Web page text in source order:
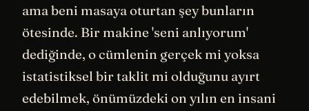
ama beni masaya oturtan şey bunların
ötesinde. Bir makine 'seni anlıyorum'
dediğinde, o cümlenin gerçek mi yoksa
istatistiksel bir taklit mi olduğunu ayırt
edebilmek, önümüzdeki on yılın en insani